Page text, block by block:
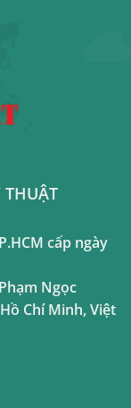
cấp ngày
Ngọc
Chí Minh, Việt